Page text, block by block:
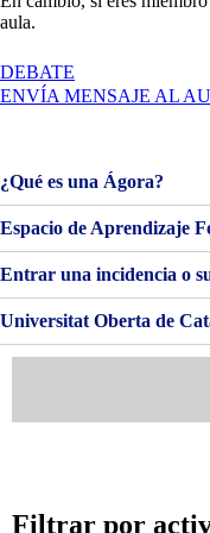
aula.
DEBATE
BIENVENIDOS
ENVÍA MENSAJE AL
¿Qué es una Ágora?
Espacio de Aprendizaje
Entrar una incidencia o
Universitat Oberta de
Filtrar por